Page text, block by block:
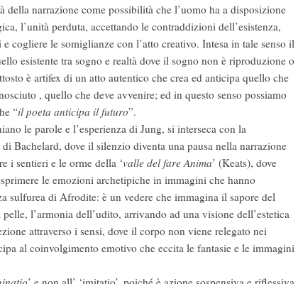
narrazione come possibilità che l’uomo ha a disposizione
l’unità perduta, accettando le contraddizioni dell’esistenza,
cogliere le somiglianze con l’atto creativo. Intesa in tale senso il
esistente tra sogno e realtà dove il sogno non è riproduzione o
è artifex di un atto autentico che crea ed anticipa quello che
, quello che deve avvenire; ed in questo senso possiamo
“il poeta anticipa il futuro”.
le parole e l’esperienza di Jung, si interseca con la
Bachelard, dove il silenzio diventa una pausa nella narrazione
i sentieri e le orme della ‘valle del fare Anima’ (Keats), dove
le emozioni archetipiche in immagini che hanno
sulfurea di Afrodite: è un vedere che immagina il sapore del
l’armonia dell’udito, arrivando ad una visione dell’estetica
attraverso i sensi, dove il corpo non viene relegato nei
al coinvolgimento emotivo che eccita le fantasie e le immagini